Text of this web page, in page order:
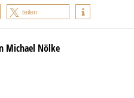
teilen
Michael Nölke